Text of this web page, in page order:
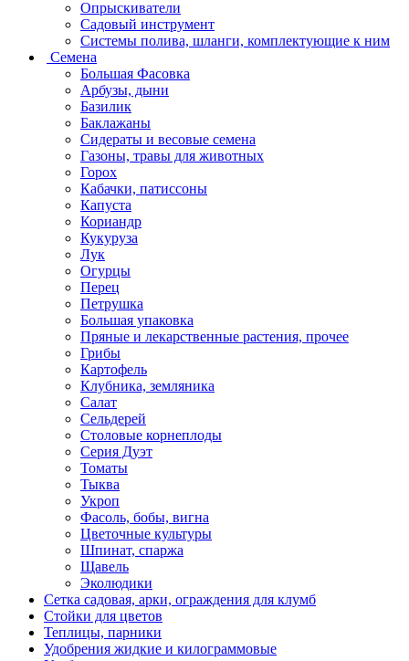
Опрыскиватели
Садовый инструмент
Системы полива, шланги, комплектующие к ним
Семена
Большая Фасовка
Арбузы, дыни
Базилик
Баклажаны
Сидераты и весовые семена
Газоны, травы для животных
Горох
Кабачки, патиссоны
Капуста
Кориандр
Кукуруза
Лук
Огурцы
Перец
Петрушка
Большая упаковка
Пряные и лекарственные растения, прочее
Грибы
Картофель
Клубника, земляника
Салат
Сельдерей
Столовые корнеплоды
Серия Дуэт
Томаты
Тыква
Укроп
Фасоль, бобы, вигна
Цветочные культуры
Шпинат, спаржа
Щавель
Эколюдики
Сетка садовая, арки, ограждения для клумб
Стойки для цветов
Теплицы, парники
Удобрения жидкие и килограммовые